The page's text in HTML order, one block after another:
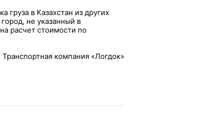
груза в Казахстан из других
не указанный в
расчет стоимости по
Транспортная компания «Логдок»